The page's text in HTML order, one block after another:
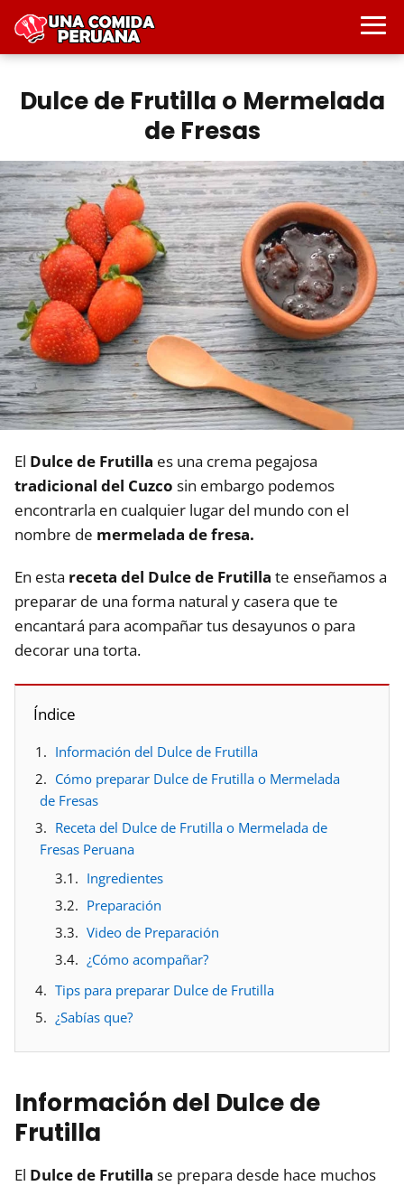
Dulce de Frutilla o Mermelada
de Fresas
El Dulce de Frutilla es una crema pegajosa
tradicional del Cuzco sin embargo podemos
encontrarla en cualquier lugar del mundo con el
nombre de mermelada de fresa.
En esta receta del Dulce de Frutilla te enseñamos a
preparar de una forma natural y casera que te
encantará para acompañar tus desayunos o para
decorar una torta.
Índice
Información del Dulce de Frutilla
Cómo preparar Dulce de Frutilla o Mermelada
de Fresas
Receta del Dulce de Frutilla o Mermelada de
Fresas Peruana
Ingredientes
Preparación
Video de Preparación
¿Cómo acompañar?
Tips para preparar Dulce de Frutilla
¿Sabías que?
Información del Dulce de
Frutilla
El Dulce de Frutilla se prepara desde hace muchos